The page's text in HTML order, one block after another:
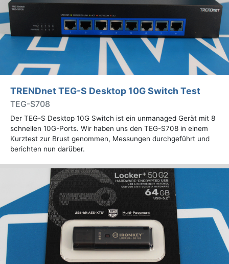
TRENDnet TEG-S Desktop 10G Switch Test
TEG-S708
Der TEG-S Desktop 10G Switch ist ein unmanaged Gerät mit 8
schnellen 10G-Ports. Wir haben uns den TEG-S708 in einem
Kurztest zur Brust genommen, Messungen durchgeführt und
berichten nun darüber.